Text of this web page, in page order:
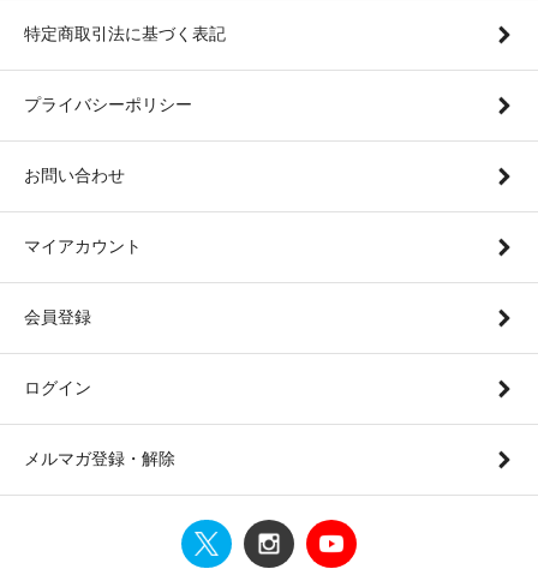
特定商取引法に基づく表記
プライバシーポリシー
お問い合わせ
マイアカウント
会員登録
ログイン
メルマガ登録・解除